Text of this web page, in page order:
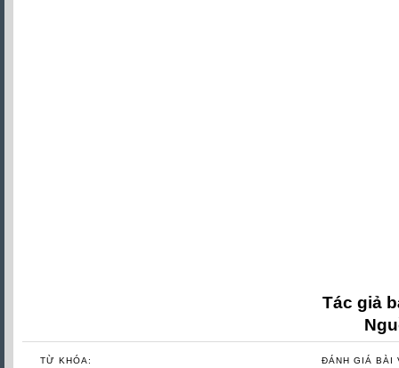
Tác giả
TỪ KHÓA: ĐÁNH GIÁ BÀI